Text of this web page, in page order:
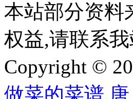
本站部分资料
权益,请联系
Copyright ©
做菜的菜谱,